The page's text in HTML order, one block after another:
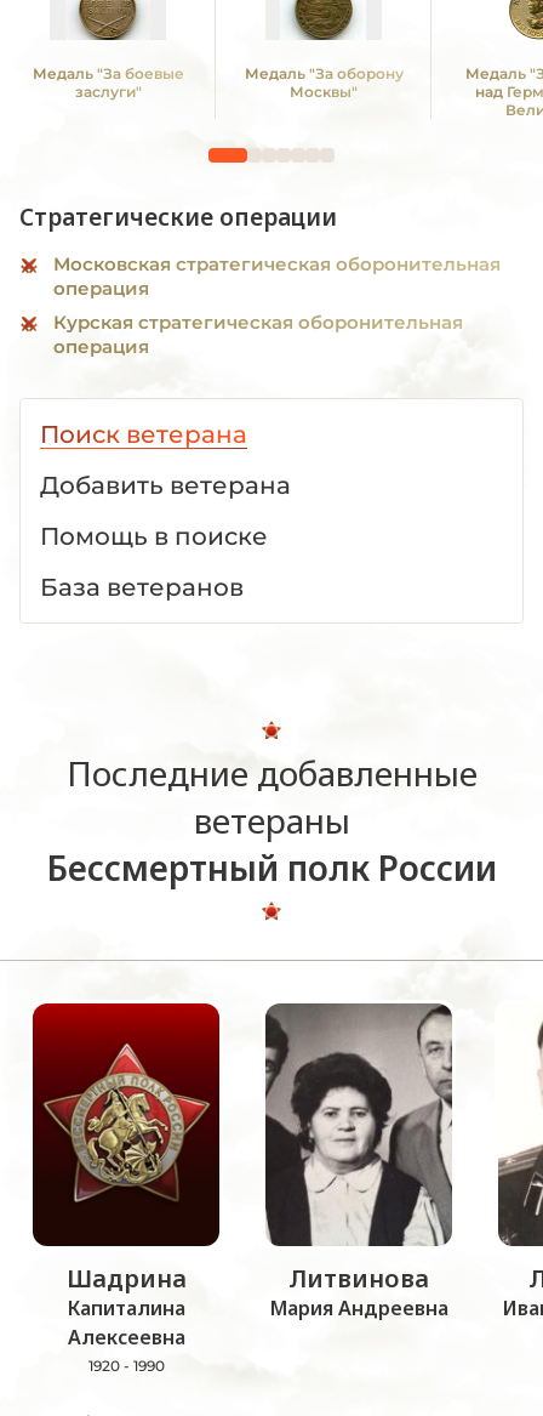
Медаль "За боевые
заслуги"
Медаль "За оборону
Москвы"
Медаль
над
Стратегические операции
Московская стратегическая оборонительная
операция
Курская стратегическая оборонительная
операция
Поиск ветерана
Добавить ветерана
Помощь в поиске
База ветеранов
Последние добавленные
ветераны
Бессмертный полк России
Шадрина
Капиталина
Алексеевна
1920 - 1990
Литвинова
Мария Андреевна